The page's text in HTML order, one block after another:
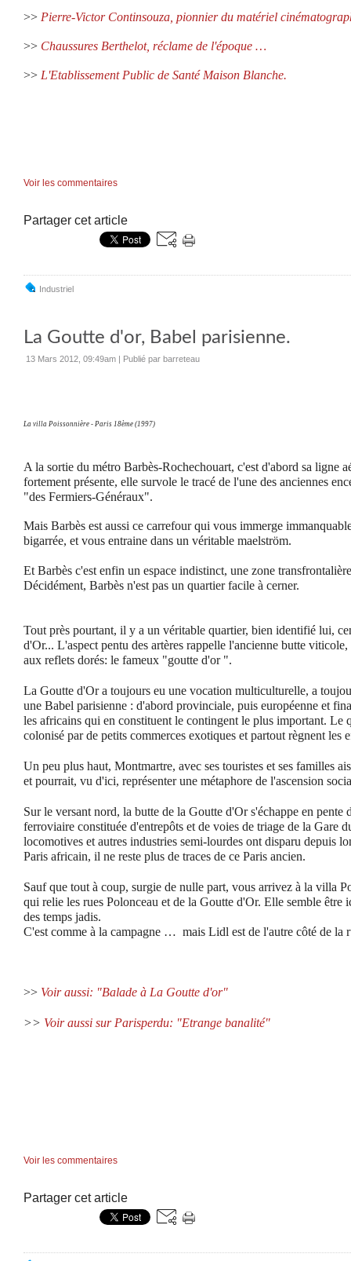
>> Pierre-Victor Continsouza, pionnier du matériel
>> Chaussures Berthelot, réclame de l'époque …
>> L'Etablissement Public de Santé Maison Blanche.
Voir les commentaires
Partager cet article
Industriel
La Goutte d'or, Babel parisienne.
13 Mars 2012, 09:49am | Publié par barreteau
La villa Poissonnière - Paris 18ème (1997)
A la sortie du métro Barbès-Rochechouart, c'est d'abord sa ligne
fortement présente, elle survole le tracé de l'une des anciennes
"des Fermiers-Généraux".
Mais Barbès est aussi ce carrefour qui vous immerge
bigarrée, et vous entraine dans un véritable maelström.
Et Barbès c'est enfin un espace indistinct, une zone
Décidément, Barbès n'est pas un quartier facile à cerner.
Tout près pourtant, il y a un véritable quartier, bien identifié lui,
d'Or... L'aspect pentu des artères rappelle l'ancienne butte
aux reflets dorés: le fameux "goutte d'or ".
La Goutte d'Or a toujours eu une vocation multiculturelle, a
une Babel parisienne : d'abord provinciale, puis européenne et
les africains qui en constituent le contingent le plus important. Le
colonisé par de petits commerces exotiques et partout règnent les
Un peu plus haut, Montmartre, avec ses touristes et ses familles
et pourrait, vu d'ici, représenter une métaphore de l'ascension
Sur le versant nord, la butte de la Goutte d'Or s'échappe en pente
ferroviaire constituée d'entrepôts et de voies de triage de la Gare
locomotives et autres industries semi-lourdes ont disparu depuis
Paris africain, il ne reste plus de traces de ce Paris ancien.
Sauf que tout à coup, surgie de nulle part, vous arrivez à la villa
qui relie les rues Polonceau et de la Goutte d'Or. Elle semble être
des temps jadis.
C'est comme à la campagne … mais Lidl est de l'autre côté de la
>> Voir aussi: "Balade à La Goutte d'or"
>> Voir aussi sur Parisperdu: "Etrange banalité"
Voir les commentaires
Partager cet article